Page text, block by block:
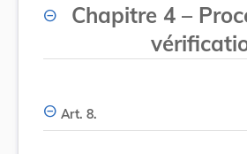
Chapitre 4 –
Art. 8.